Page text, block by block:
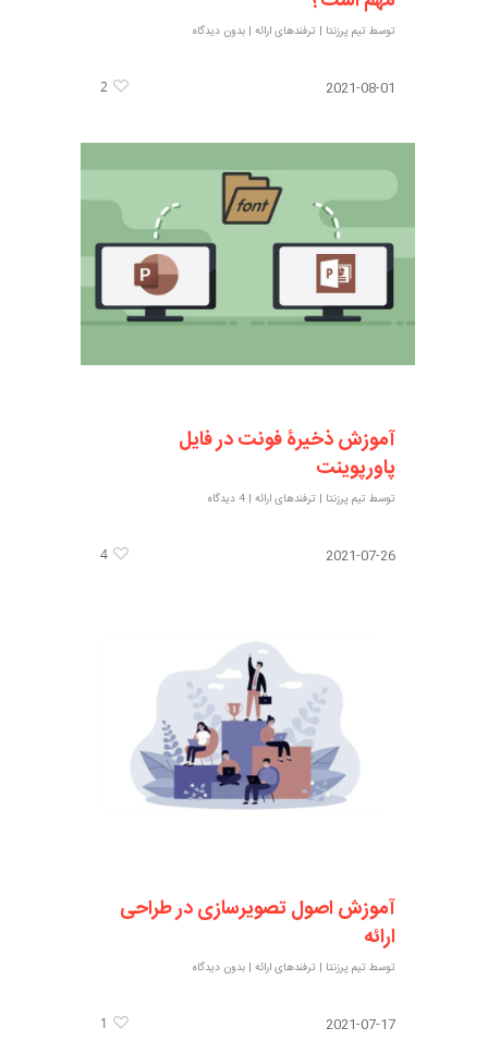
توسط تیم پرزنتا | ترفندهای ارائه |بدون دیدگاه
2021-08-01
2
آموزش ذخیرۀ فونت در فایل
پاورپوینت
توسط تیم پرزنتا | ترفندهای ارائه |4 دیدگاه
2021-07-26
4
آموزش اصول تصویرسازی در طراحی
ارائه
توسط تیم پرزنتا | ترفندهای ارائه |بدون دیدگاه
2021-07-17
1